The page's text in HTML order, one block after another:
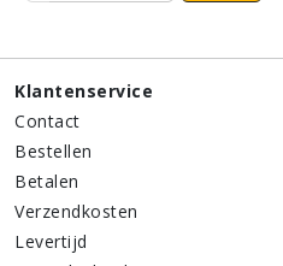
Klantenservice
Contact
Bestellen
Betalen
Verzendkosten
Levertijd